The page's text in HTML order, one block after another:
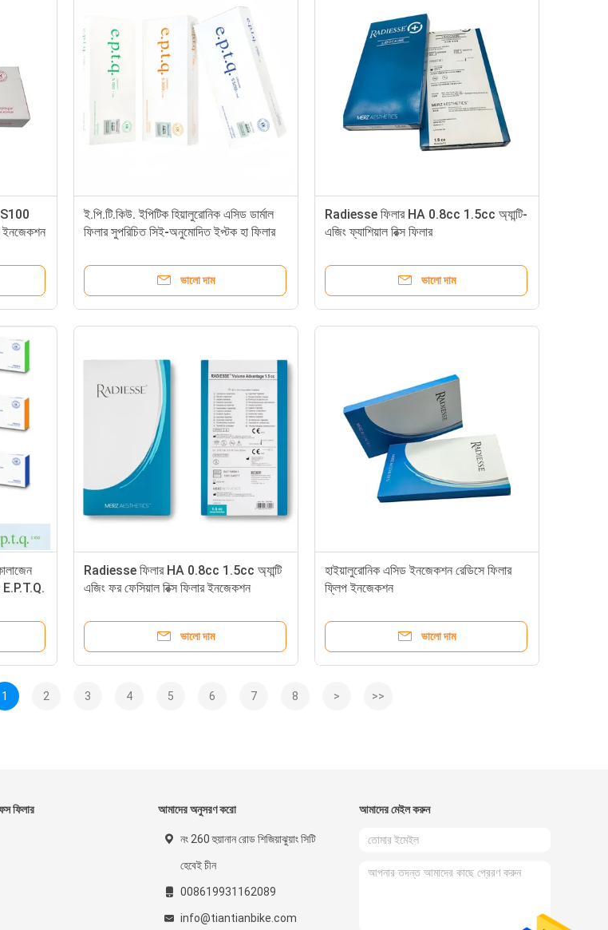
S100
ইনজেকশন
ই.পি.টি.কিউ. ইপিটিক হিয়ালুরোনিক এসিড ডার্মাল
ফিলার সুপরিচিত সিই-অনুমোদিত ইপ্টক হা ফিলার
24mg/Ml
ভালো দাম
Radiesse ফিলার HA 0.8cc 1.5cc অ্যান্টি-
এজিং ফ্যাশিয়াল রিক্স ফিলার
ভালো দাম
E.P.T.Q.
Radiesse ফিলার HA 0.8cc 1.5cc অ্যান্টি
এজিং ফর ফেসিয়াল রিক্স ফিলার ইনজেকশন
ভালো দাম
হাইয়ালুরোনিক এসিড ইনজেকশন রেডিসে ফিলার
ফ্লিপ ইনজেকশন
ভালো দাম
1 2 3 4 5 6 7 8 > >>
ফিলার আমাদের অনুসরণ করো
নং 260 হুয়ানান রোড শিজিয়াঝুয়াং সিটি
হেবেই চীন
008619931162089
info@tiantianbike.com
আমাদের মেইল ​​করুন